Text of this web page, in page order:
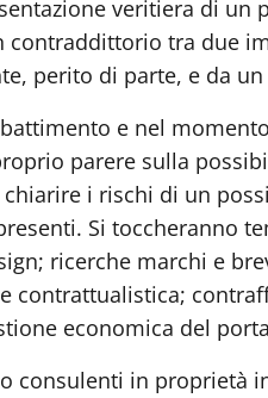
veritiera di un
contraddittorio tra due
perito di parte, e da
e nel
parere sulla
chiarire i rischi di un
Si toccheranno
ricerche marchi e
contrattualistica;
economica del
consulenti in proprietà